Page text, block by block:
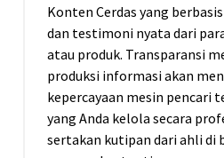
Konten Cerdas yang
dan testimoni nyata dari
atau produk. Transparansi
produksi informasi akan
kepercayaan mesin pencari
yang Anda kelola secara
sertakan kutipan dari ahli di